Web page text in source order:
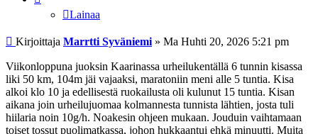
Lainaa
Viesti
Kirjoittaja Marrtti Syväniemi » Ma Huhti 20, 2026 5:21 pm
Viikonloppuna juoksin Kaarinassa urheilukentällä 6 tunnin kisassa
liki 50 km, 104m jäi vajaaksi, maratoniin meni alle 5 tuntia. Kisa
alkoi klo 10 ja edellisestä ruokailusta oli kulunut 15 tuntia. Kisan
aikana join urheilujuomaa kolmannesta tunnista lähtien, josta tuli
hiilaria noin 10g/h. Noakesin ohjeen mukaan. Jouduin vaihtamaan
toiset tossut puolimatkassa, johon hukkaantui ehkä minuutti. Muita